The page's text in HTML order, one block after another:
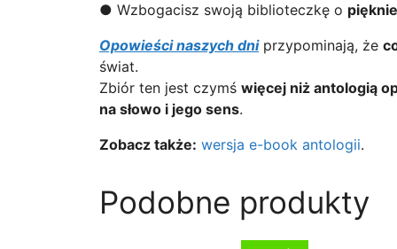
● Wzbogacisz swoją biblioteczkę o
Opowieści naszych dniprzypominają, że
świat.
Zbiór ten jest czymś więcej niż antologią
na słowo i jego sens.
Zobacz także: wersja e-book antologii.
Podobne produkty